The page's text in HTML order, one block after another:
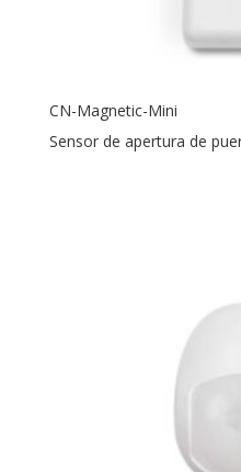
CN-Magnetic-Mini
Sensor de apertura de